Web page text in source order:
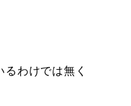
わけでは無く